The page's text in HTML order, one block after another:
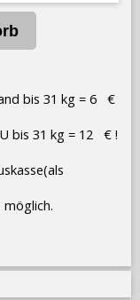
bis 31 kg = 6 €
bis 31 kg = 12 € !